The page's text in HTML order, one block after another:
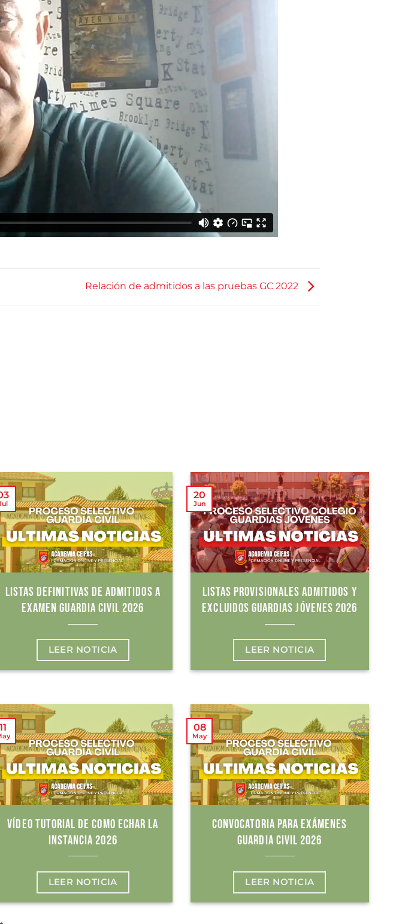
Relación de admitidos a las pruebas GC 2022
LISTAS DEFINITIVAS DE ADMITIDOS A
EXAMEN GUARDIA CIVIL 2026
LEER NOTICIA
LISTAS PROVISIONALES ADMITIDOS Y
EXCLUIDOS GUARDIAS JÓVENES 2026
LEER NOTICIA
20
Jun
VÍDEO TUTORIAL DE COMO ECHAR LA
INSTANCIA 2026
LEER NOTICIA
11
CONVOCATORIA PARA EXÁMENES
GUARDIA CIVIL 2026
LEER NOTICIA
08
May